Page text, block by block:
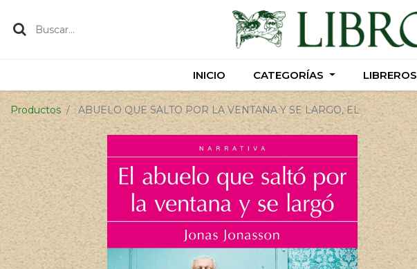
INICIO CATEGORÍAS LIBREROS
INICIO CATEGORÍAS LIBREROS
Productos ABUELO QUE SALTO POR LA VENTANA Y SE LARGO, EL